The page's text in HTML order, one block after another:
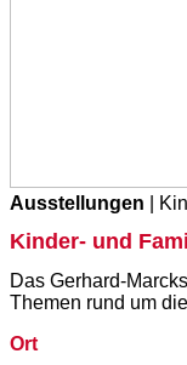
Ausstellungen |
Kinder- und
Das Gerhard-
Themen rund um
Ort